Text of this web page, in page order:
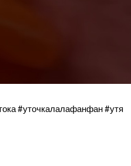
#уточкалалафанфан #утя